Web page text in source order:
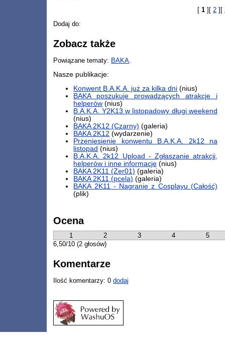
[ 1 ][ 2 ][
Dodaj do:
Zobacz także
Powiązane tematy: BAKA
Nasze publikacje:
Konwent B.A.K.A. już za kilka dni (nius)
BAKA poszukuje prowadzących atrakcje i
helperów (nius)
B.A.K.A. Y2K13 w listopadowy długi weekend
(nius)
BAKA 2K12 (Czarny) (galeria)
BAKA 2K12 (wydarzenie)
Przeniesienie konwentu B.A.K.A. 2k12 na
listopad (nius)
B.A.K.A. 2k12 Upload - Zgłaszanie atrakcji,
helperów i inne informacje (nius)
BAKA 2K11 (Zer01) (galeria)
BAKA 2K11 (pcela) (galeria)
BAKA 2K11 - Nagranie z Cosplayu (Całość)
(plik)
Ocena
1 2 3 4
5
6,50/10 (2 głosów)
Komentarze
Ilość komentarzy: 0dodaj